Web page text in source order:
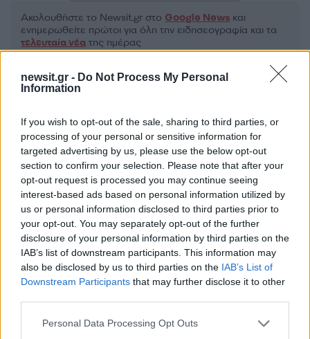
newsit.gr - Do Not Process My Personal
Information
If you wish to opt-out of the sale, sharing to third parties, or
processing of your personal or sensitive information for
targeted advertising by us, please use the below opt-out
section to confirm your selection. Please note that after your
opt-out request is processed you may continue seeing
interest-based ads based on personal information utilized by
us or personal information disclosed to third parties prior to
your opt-out. You may separately opt-out of the further
disclosure of your personal information by third parties on the
IAB’s list of downstream participants. This information may
also be disclosed by us to third parties on the IAB’s List of
Downstream Participants that may further disclose it to other
Please note that this website/app uses one or more Google
Personal Data Processing Opt Outs
Ακολουθήστε το Νewsit.gr στο Google News και
ενημερωθείτε πρώτοι για όλη την ειδησεογραφία και τα
τελευταία νέα της ημέρας
Πιο δημοφιλή
1 Έφυγαν οι συνεργάτες, μένει η Μαρία
Καρυστιανού - Η επόμενη μέρα για την
«Ελπίδα για τη Δημοκρατία»
2Σαμοθράκη: «Μαμά νόμιζες ότι δε θα σε
ξαναδώ;» – Τα πρώτα λόγια του 22χρονου
που έπεσε σε κανάλι με καυτό νερό
3Συγκίνηση στο τελευταίο αντίο στον Λάκη
Χαλκιά: Με την «Φάμπρικα», λαούτο και
κλαρίνα αποχαιρέτησαν την εμβληματική
φωνή της μεταπολίτευσης
του Παναθηναϊκού με την ΤΣΣΚΑ 1948